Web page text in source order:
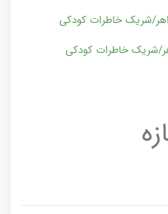
شریک خاطرات کودکی
شریک خاطرات کودکی